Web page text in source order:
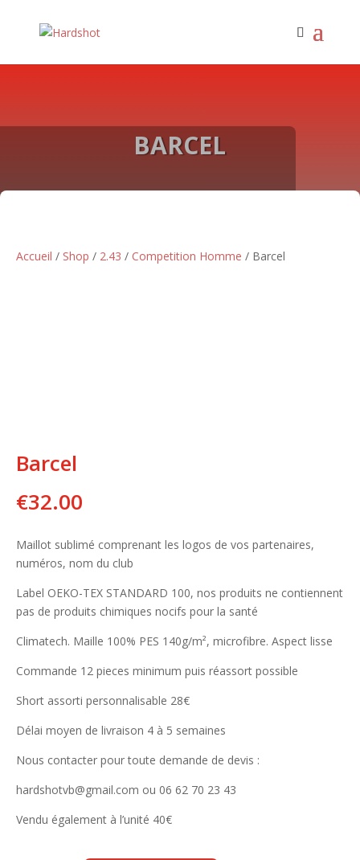
BARCEL
Accueil / Shop / 2.43 / Competition Homme / Barcel
Barcel
€32.00
Maillot sublimé comprenant les logos de vos partenaires,
numéros, nom du club
Label OEKO-TEX STANDARD 100, nos produits ne contiennent
pas de produits chimiques nocifs pour la santé
Climatech. Maille 100% PES 140g/m², microfibre. Aspect lisse
Commande 12 pieces minimum puis réassort possible
Short assorti personnalisable 28€
Délai moyen de livraison 4 à 5 semaines
Nous contacter pour toute demande de devis :
hardshotvb@gmail.com ou 06 62 70 23 43
Vendu également à l’unité 40€